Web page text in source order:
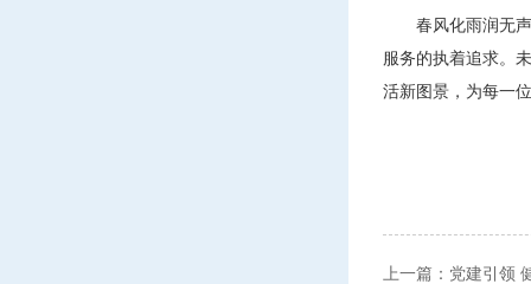
春风化雨润无
服务的执着追求。
活新图景，为每一
上一篇： 党建引领